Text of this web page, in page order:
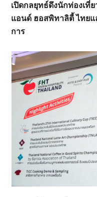
เปิดกลยุทธ์ดึงนักท่องเที่
แอนด์ ฮอสพิทาลิตี้ ไทย
การ